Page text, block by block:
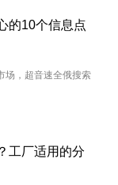
的10个信息点
场，超音速全俄搜索
工厂适用的分